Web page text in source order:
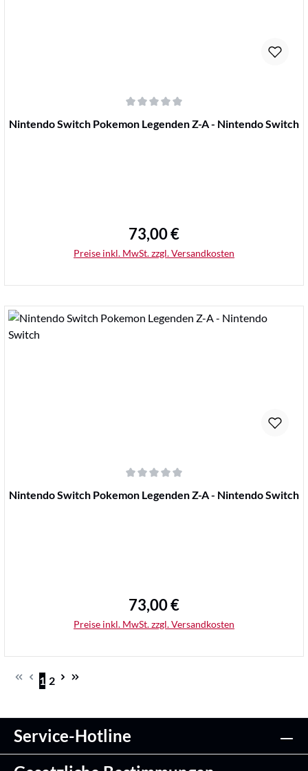
Durchschnittliche Bewertung von 0 von 5 Sternen
Nintendo Switch Pokemon Legenden Z-A - Nintendo Switch
Regulärer Preis:
73,00 €
Preise inkl. MwSt. zzgl. Versandkosten
Durchschnittliche Bewertung von 0 von 5 Sternen
Nintendo Switch Pokemon Legenden Z-A - Nintendo Switch
Regulärer Preis:
73,00 €
Preise inkl. MwSt. zzgl. Versandkosten
Details
Seite
1
Seite
2
Service-Hotline